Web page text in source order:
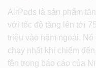
AirPods là sản phẩm
với tốc độ tăng lên tới
triệu vào năm ngoái.
chạy nhất khi chiếm
tên trong báo cáo của